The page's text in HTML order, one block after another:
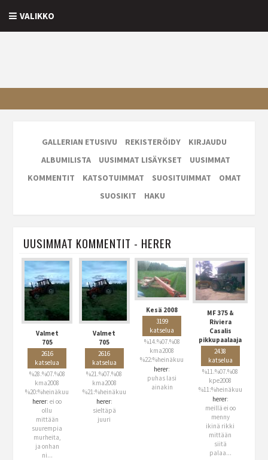
VALIKKO
GALLERIAN ETUSIVU REKISTERÖIDY
KIRJAUDU
ALBUMILISTA
UUSIMMAT LISÄYKSET
UUSIMMAT
KOMMENTIT
KATSOTUIMMAT SUOSITUIMMAT
OMAT
SUOSIKIT
HAKU
UUSIMMAT KOMMENTIT - HERER
Valmet
705
2616
katselua
%28.%07.%08
kma2008
%20:%heinäkuu
herer: ei oo
ollu
mittään
suurempia
murheita,
ja onhan
ni...
Valmet
705
2616
katselua
%21.%07.%08
kma2008
%21:%heinäkuu
herer:
sieltäpä
juuri
Kesä 2008
3199
katselua
%14.%07.%08
kma2008
%22:%heinäkuu
herer:
puhas lasi
ainakin
MF 375 &
Riviera
Casalis
pikkupaalaaja
2438
katselua
%11.%07.%08
kpe2008
%11:%heinäkuu
herer:
meillä ei oo
menny
ikinä rikki
mittään
siitä
palaa...